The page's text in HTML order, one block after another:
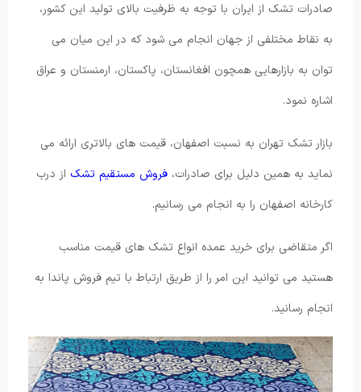
صادرات تشک از ایران با توجه به ظرفیت بالای تولید این کشور،
به نقاط مختلفی از جهان انجام می شود که در این میان می
توان به بازارهایی همچون افغانستان، پاکستان، ارمنستان و عراق
اشاره نمود.
بازار تشک تهران به نسبت اصفهان، قیمت های بالاتری ارائه می
نماید به همین دلیل برای صادرات، فروش مستقیم تشک از درب
کارخانه اصفهان را به انجام می رسانیم.
اگر متقاضی برای خرید عمده انواع تشک های قیمت مناسب
هستید می توانید این امر را از طریق ارتباط با تیم فروش پاندا به
انجام رسانید.